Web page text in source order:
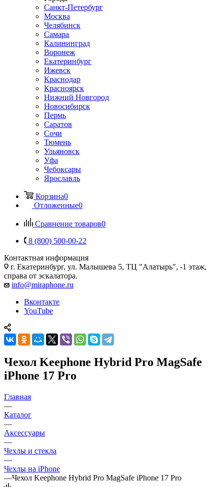
Санкт-Петербург
Москва
Челябинск
Самара
Калининград
Воронеж
Екатеринбург
Ижевск
Краснодар
Красноярск
Нижний Новгород
Новосибирск
Пермь
Саратов
Сочи
Тюмень
Ульяновск
Уфа
Чебоксары
Ярославль
Корзина0
Отложенные0
Сравнение товаров0
8 (800) 500-00-22
Контактная информация
г. Екатеринбург, ул. Малышева 5, ТЦ "Алатырь", -1 этаж,
справа от эскалатора.
info@miraphone.ru
Вконтакте
YouTube
Чехол Keephone Hybrid Pro MagSafe
iPhone 17 Pro
Главная
—
Каталог
—
Аксессуары
—
Чехлы и стекла
—
Чехлы на iPhone
—Чехол Keephone Hybrid Pro MagSafe iPhone 17 Pro